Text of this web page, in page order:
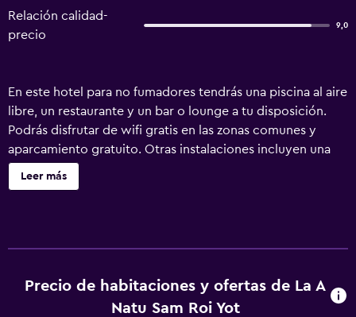
Relación calidad-
precio
9,0
En este hotel para no fumadores tendrás una piscina al aire
libre, un restaurante y un bar o lounge a tu disposición.
Podrás disfrutar de wifi gratis en las zonas comunes y
aparcamiento gratuito. Otras instalaciones incluyen una
cafetería, café o té en las zonas comunes y una sala de
reuniones. La A Natu Sam Roi Yot ofrece 10 alojamientos
cabezal de ducha tipo lluvia. También disponen de
albornoces, zapatillas y artículos de higiene personal
Leer más
Precio de habitaciones y ofertas de La A
Natu Sam Roi Yot